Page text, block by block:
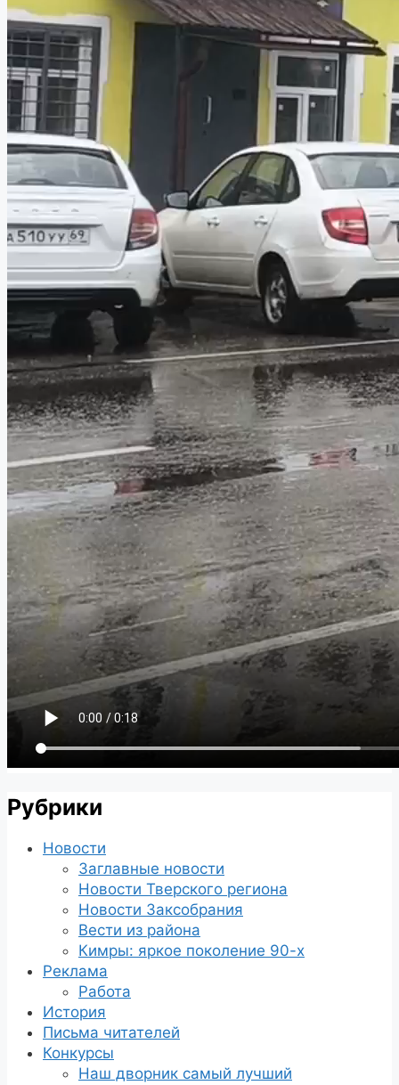
Рубрики
Новости
Заглавные новости
Новости Тверского региона
Новости Заксобрания
Вести из района
Кимры: яркое поколение 90-х
Реклама
Работа
История
Письма читателей
Конкурсы
Наш дворник самый лучший